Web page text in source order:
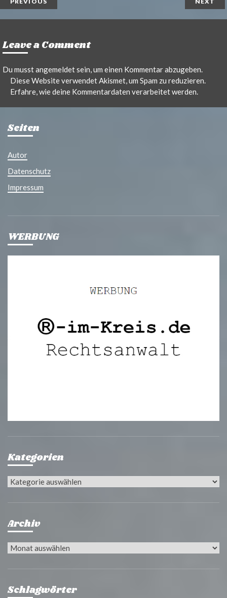
Leave a Comment
Du musstangemeldetsein, um einen Kommentar abzugeben.
Diese Website verwendet Akismet, um Spam zu reduzieren.
Erfahre, wie deine Kommentardaten verarbeitet werden.
Seiten
Autor
Datenschutz
Impressum
WERBUNG
Kategorien
Kategorien
Archiv
Archiv
Schlagwörter